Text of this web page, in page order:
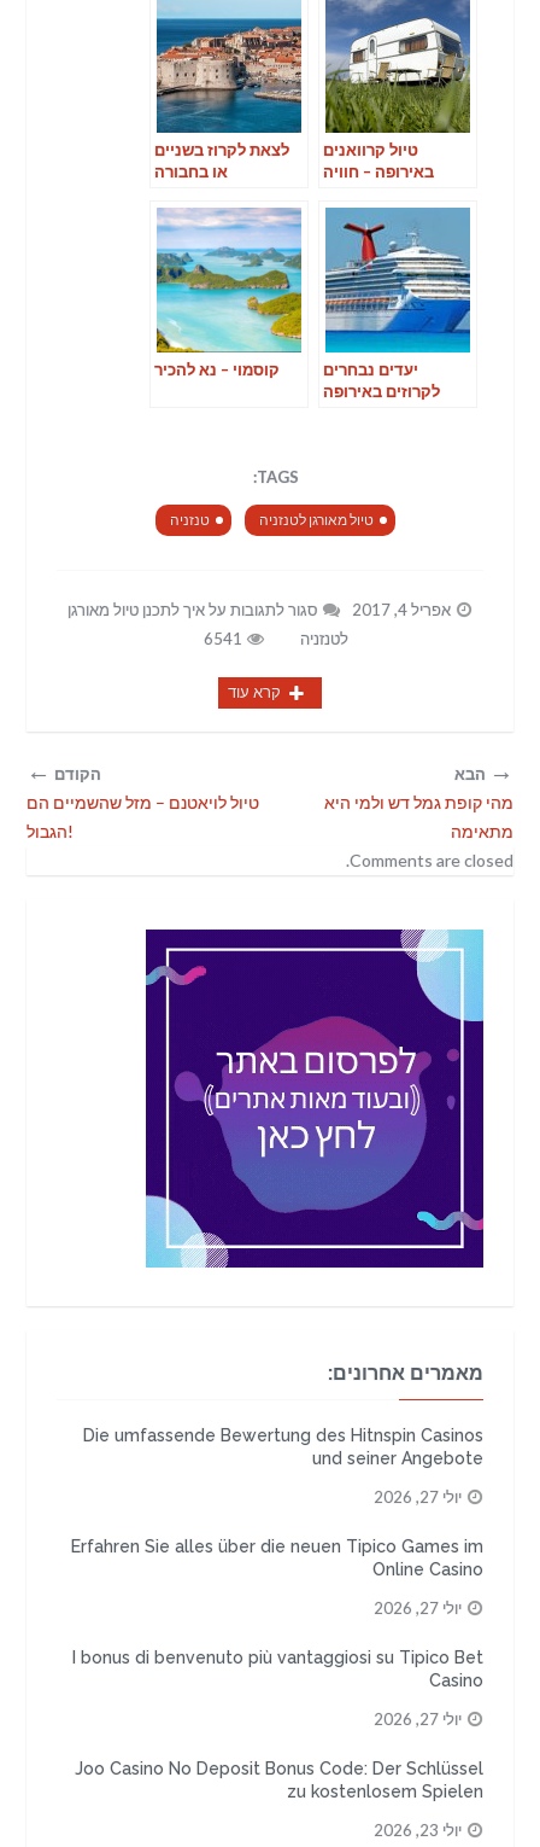
טיול קרוואנים
באירופה – חוויה
לצאת לקרוז בשניים
או בחבורה
יעדים נבחרים
לקרוזים באירופה
קוסמוי – נא להכיר
TAGS:
טיול מאורגן לטנזניה טנזניה
אפריל 4, 2017 סגור לתגובות על איך לתכנן טיול מאורגן
לטנזניה
קרא עוד
← הקודם
טיול לויאטנם – מזל שהשמיים הם
הגבול!
→
מהי קופת גמל דש ולמי היא
מתאימה
Comments are closed.
מאמרים אחרונים:
Die umfassende Bewertung des Hitnspin Casinos
und seiner Angebote
יולי 27, 2026
Erfahren Sie alles über die neuen Tipico Games im
Online Casino
יולי 27, 2026
I bonus di benvenuto più vantaggiosi su Tipico Bet
Casino
יולי 27, 2026
Joo Casino No Deposit Bonus Code: Der Schlüssel
zu kostenlosem Spielen
יולי 23, 2026